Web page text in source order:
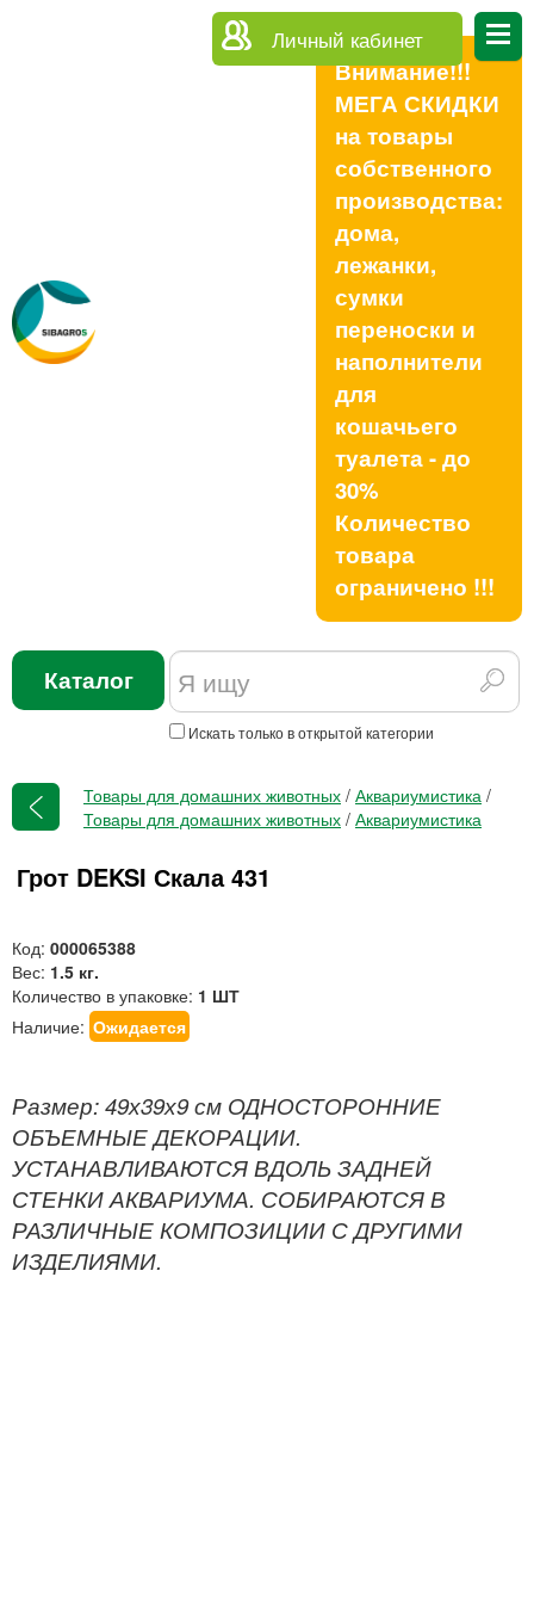
Личный кабинет
Внимание!!!
МЕГА СКИДКИ
на товары
собственного
производства:
дома,
лежанки,
сумки
переноски и
наполнители
для
кошачьего
туалета - до
30%
Количество
товара
ограничено !!!
Каталог
Искать только в открытой категории
Товары для домашних животных / Аквариумистика /
Товары для домашних животных / Аквариумистика
Грот DEKSI Скала 431
Код: 000065388
Вес: 1.5 кг.
Количество в упаковке: 1 ШТ
Наличие: Ожидается
Размер: 49х39х9 см ОДНОСТОРОННИЕ
ОБЪЕМНЫЕ ДЕКОРАЦИИ.
УСТАНАВЛИВАЮТСЯ ВДОЛЬ ЗАДНЕЙ
СТЕНКИ АКВАРИУМА. СОБИРАЮТСЯ В
РАЗЛИЧНЫЕ КОМПОЗИЦИИ С ДРУГИМИ
ИЗДЕЛИЯМИ.